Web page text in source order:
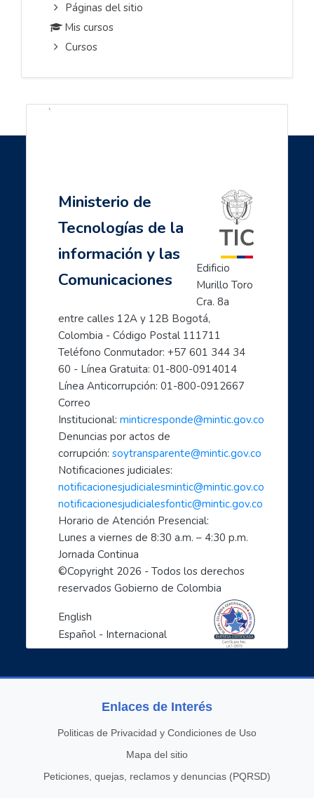
Páginas del sitio
Mis cursos
Cursos
`
Ministerio de
Tecnologías de la
información y las
Comunicaciones
Edificio
Murillo Toro
Cra. 8a
entre calles 12A y 12B Bogotá,
Colombia - Código Postal 111711
Teléfono Conmutador: +57 601 344 34
60 - Línea Gratuita: 01-800-0914014
Línea Anticorrupción: 01-800-0912667
Correo
Institucional: minticresponde@mintic.gov.co
Denuncias por actos de
corrupción: soytransparente@mintic.gov.co
Notificaciones judiciales:
notificacionesjudicialesmintic@mintic.gov.co
notificacionesjudicialesfontic@mintic.gov.co
Horario de Atención Presencial:
Lunes a viernes de 8:30 a.m. – 4:30 p.m.
Jornada Continua
©Copyright 2026 - Todos los derechos
reservados Gobierno de Colombia
English
Español - Internacional
Enlaces de Interés
Politicas de Privacidad y Condiciones de Uso
Mapa del sitio
Peticiones, quejas, reclamos y denuncias (PQRSD)